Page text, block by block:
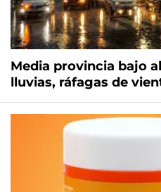
Media provincia bajo
lluvias, ráfagas de